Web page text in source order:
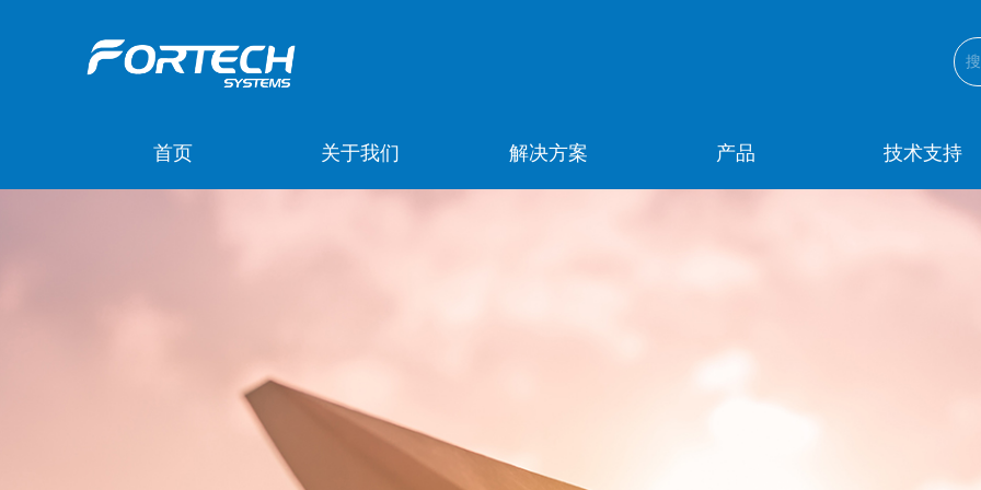
首页 关于我们 解决方案 产品 技术支持